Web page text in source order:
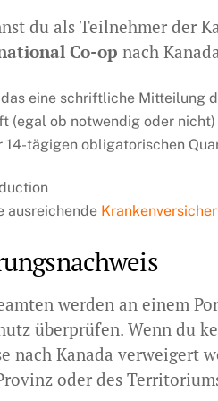
du als Teilnehmer der
Co-op nach
eine schriftliche Mitteilung
(egal ob notwendig oder nicht)
14-tägigen obligatorischen
ausreichende
werden an einem
überprüfen. Wenn du
nach Kanada verweigert
oder des